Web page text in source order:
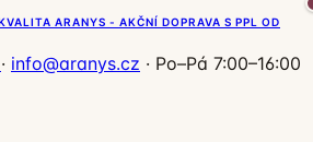
ARANYS - AKČNÍ DOPRAVA S PPL OD
· info@aranys.cz · Po–Pá 7:00–16:00